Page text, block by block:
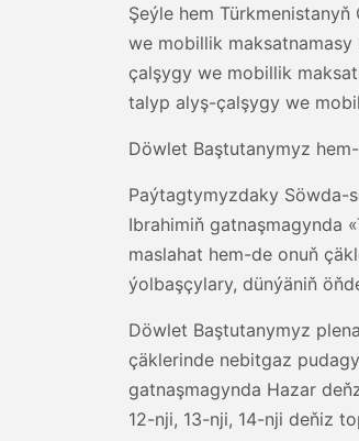
Şeýle hem
we mobillik
çalşygy we mobillik
talyp alyş-çalşygy we
Döwlet Baştutanymyz
Paýtagtymyzdaky Söwda-
Ibrahimiň gatnaşmagynda
maslahat hem-de onuň
ýolbaşçylary, dünýäniň
Döwlet Baştutanymyz
çäklerinde nebitgaz
gatnaşmagynda Hazar
12-nji, 13-nji, 14-nji deňiz